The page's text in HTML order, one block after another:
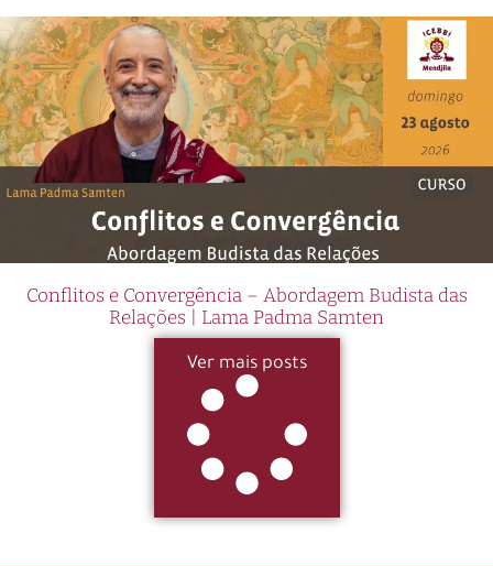
Conflitos e Convergência – Abordagem Budista das
Relações | Lama Padma Samten
Ver mais posts